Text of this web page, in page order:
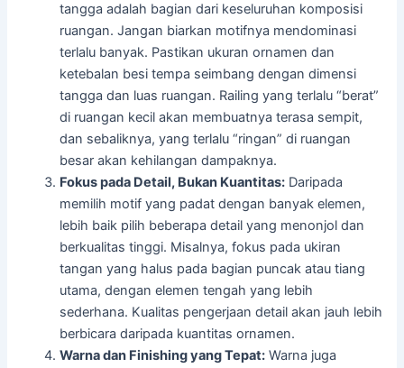
tangga adalah bagian dari keseluruhan komposisi
ruangan. Jangan biarkan motifnya mendominasi
terlalu banyak. Pastikan ukuran ornamen dan
ketebalan besi tempa seimbang dengan dimensi
tangga dan luas ruangan. Railing yang terlalu “berat”
di ruangan kecil akan membuatnya terasa sempit,
dan sebaliknya, yang terlalu “ringan” di ruangan
besar akan kehilangan dampaknya.
Fokus pada Detail, Bukan Kuantitas: Daripada
memilih motif yang padat dengan banyak elemen,
lebih baik pilih beberapa detail yang menonjol dan
berkualitas tinggi. Misalnya, fokus pada ukiran
tangan yang halus pada bagian puncak atau tiang
utama, dengan elemen tengah yang lebih
sederhana. Kualitas pengerjaan detail akan jauh lebih
berbicara daripada kuantitas ornamen.
Warna dan Finishing yang Tepat: Warna juga